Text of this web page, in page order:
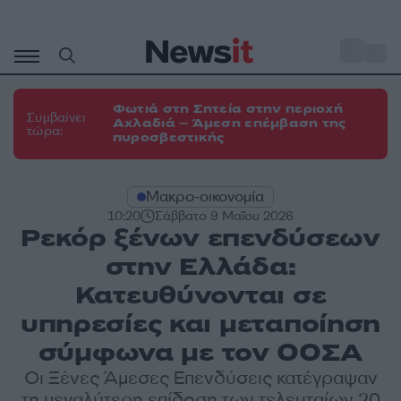
περιεχόμενο
Συμβαίνει
τώρα:
Φωτιά στη Σητεία στην περιοχή
Αχλαδιά – Άμεση επέμβαση της
πυροσβεστικής
Μακρο-οικονομία
10:20 Σάββατο 9 Μαΐου 2026
Ρεκόρ ξένων επενδύσεων
στην Ελλάδα:
Κατευθύνονται σε
υπηρεσίες και μεταποίηση
σύμφωνα με τον ΟΟΣΑ
Οι Ξένες Άμεσες Επενδύσεις κατέγραψαν